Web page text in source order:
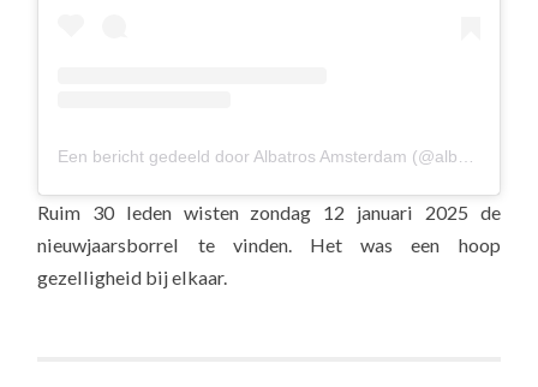
Een bericht gedeeld door Albatros Amsterdam (@albavolley)
Ruim 30 leden wisten zondag 12 januari 2025 de
nieuwjaarsborrel te vinden. Het was een hoop
gezelligheid bij elkaar.